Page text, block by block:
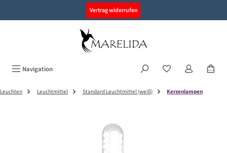
Vertrag widerrufen
Navigation
Leuchten Leuchtmittel Standard Leuchtmittel (weiß) Kerzenlampen